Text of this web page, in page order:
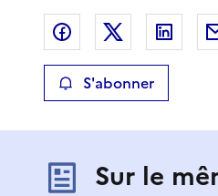
Partager surPartager sur
S'abonner
Sur le